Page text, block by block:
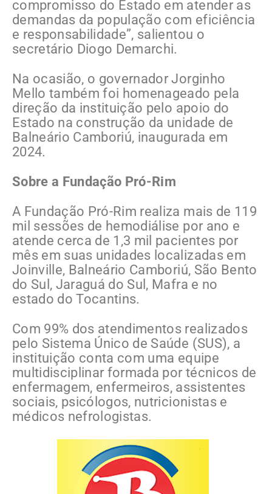
compromisso do Estado em atender as
demandas da população com eficiência
e responsabilidade”, salientou o
secretário Diogo Demarchi.
Na ocasião, o governador Jorginho
Mello também foi homenageado pela
direção da instituição pelo apoio do
Estado na construção da unidade de
Balneário Camboriú, inaugurada em
2024.
Sobre a Fundação Pró-Rim
A Fundação Pró-Rim realiza mais de 119
mil sessões de hemodiálise por ano e
atende cerca de 1,3 mil pacientes por
mês em suas unidades localizadas em
Joinville, Balneário Camboriú, São Bento
do Sul, Jaraguá do Sul, Mafra e no
estado do Tocantins.
Com 99% dos atendimentos realizados
pelo Sistema Único de Saúde (SUS), a
instituição conta com uma equipe
multidisciplinar formada por técnicos de
enfermagem, enfermeiros, assistentes
sociais, psicólogos, nutricionistas e
médicos nefrologistas.